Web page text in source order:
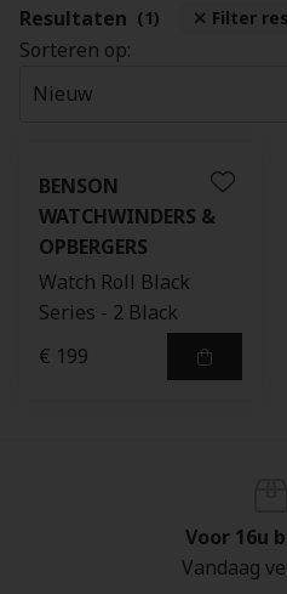
Resultaten (1) Filter
Sorteren op:
BENSON
WATCHWINDERS &
OPBERGERS
Watch Roll Black
Series - 2 Black
€ 199
Voor 16u
Vandaag